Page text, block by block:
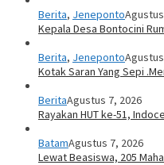
Berita, Jeneponto
Kepala Desa Bontocini
Berita, Jeneponto
Kotak Saran Yang Sepi
BeritaAgustus 7, 2026
Rayakan HUT ke-51,
BatamAgustus 7, 2026
Lewat Beasiswa, 205